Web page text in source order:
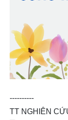
----------
TT NGHIÊN